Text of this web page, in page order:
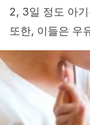
2, 3일 정도 아
또한, 이들은 우